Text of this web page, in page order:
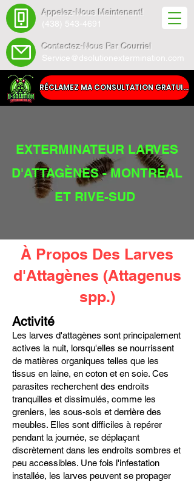
RÉCLAMEZ MA CONSULTATION GRATUITE
Appelez-Nous Maintenant!
(438) 543-4691
Contactez-Nous Par Courriel
Service@dsolutionextermination.com
EXTERMINATEUR LARVES
D'ATTAGÈNES - MONTRÉAL
ET RIVE-SUD
À Propos Des Larves
d'Attagènes (Attagenus
spp.)
Activité
Les larves d'attagènes sont principalement
actives la nuit, lorsqu'elles se nourrissent
de matières organiques telles que les
tissus en laine, en coton et en soie. Ces
parasites recherchent des endroits
tranquilles et dissimulés, comme les
greniers, les sous-sols et derrière des
meubles. Elles sont difficiles à repérer
pendant la journée, se déplaçant
discrètement dans les endroits sombres et
peu accessibles. Une fois l'infestation
installée, les larves peuvent se propager